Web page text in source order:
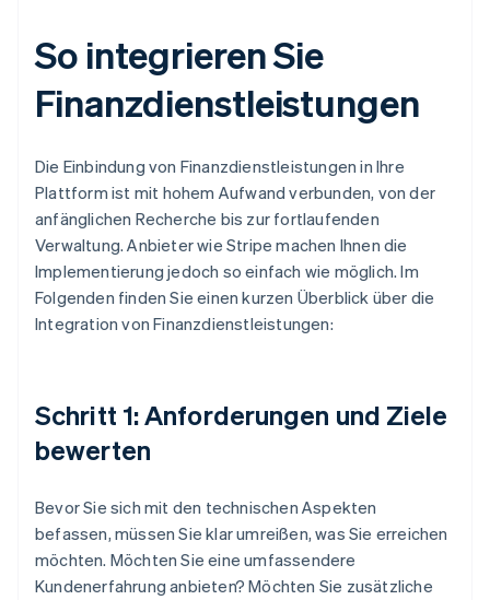
So integrieren Sie
Finanzdienstleistungen
Die Einbindung von Finanzdienstleistungen in Ihre
Plattform ist mit hohem Aufwand verbunden, von der
anfänglichen Recherche bis zur fortlaufenden
Verwaltung. Anbieter wie Stripe machen Ihnen die
Implementierung jedoch so einfach wie möglich. Im
Folgenden finden Sie einen kurzen Überblick über die
Integration von Finanzdienstleistungen:
Schritt 1: Anforderungen und Ziele
bewerten
Bevor Sie sich mit den technischen Aspekten
befassen, müssen Sie klar umreißen, was Sie erreichen
möchten. Möchten Sie eine umfassendere
Kundenerfahrung anbieten? Möchten Sie zusätzliche